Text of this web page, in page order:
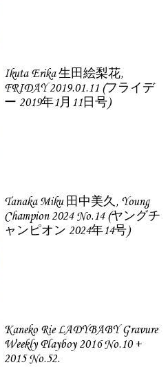
Ikuta Erika 生田絵梨花,
FRIDAY 2019.01.11 (フライデ
ー 2019年1月11日号)
Tanaka Miku 田中美久, Young
Champion 2024 No.14 (ヤングチ
ャンピオン 2024年14号)
Kaneko Rie LADYBABY Gravure
Weekly Playboy 2016 No.10 +
2015 No.52.